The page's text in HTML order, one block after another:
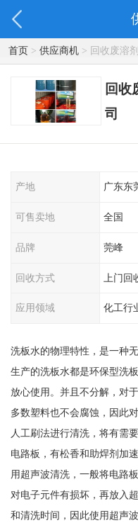
首页> 供应商机> 回收废溶
回收
司
产地 广东东
可售卖地 全国
品牌 莞峰
回收方式 上门回
应用领域 化工行
洗板水的物理特性，是一种
生产的洗板水都是环保型洗
放心使用。并且不分解，对
多数塑料也不会腐蚀，因此
人工刷法进行清洗，将有需
电路板，有松香和助焊剂加
用超声波清洗，一般将电路
对电子元件有损坏，再放入
和清洗时间，因此使用超声